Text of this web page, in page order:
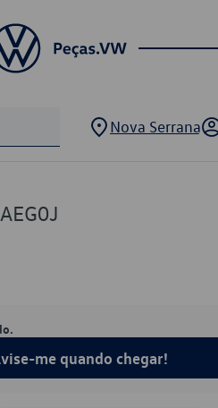
Nova Serrana
me quando chegar!